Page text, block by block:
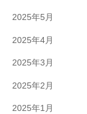
2025年5月
2025年4月
2025年3月
2025年2月
2025年1月